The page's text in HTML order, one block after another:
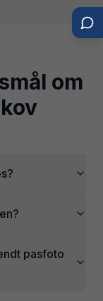
om
pasfoto